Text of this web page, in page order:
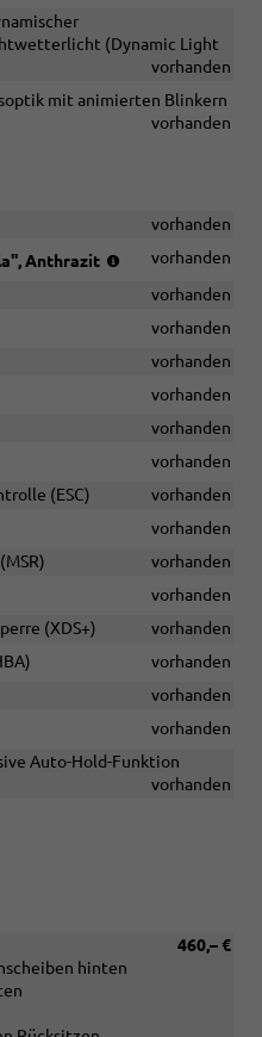
(Dynamic Light
vorhanden
mit animierten Blinkern
vorhanden
vorhanden
Anthrazit
(Bereifung
R18)
vorhanden
vorhanden
vorhanden
vorhanden
vorhanden
vorhanden
vorhanden
(ESC)
vorhanden
vorhanden
vorhanden
vorhanden
(XDS+)
vorhanden
vorhanden
vorhanden
vorhanden
Auto-Hold-Funktion
vorhanden
460,– €
hinten